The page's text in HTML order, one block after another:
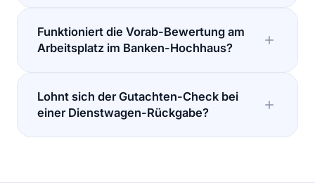
Funktioniert die Vorab-Bewertung am
Arbeitsplatz im Banken-Hochhaus?
Lohnt sich der Gutachten-Check bei
einer Dienstwagen-Rückgabe?